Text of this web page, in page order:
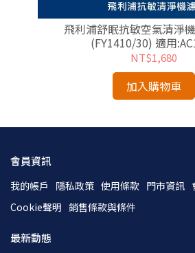
飛利浦舒眠抗敏空氣清淨
(FY1410/30) 適用
NT$1,680
加入購物車
會員資訊
我的帳戶 隱私政策 使用條款 門市資訊
Cookie聲明 銷售條款與條件
最新動態